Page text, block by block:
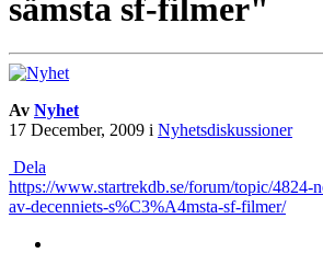
sämsta sf-filmer"
Av Nyhet
17 December, 2009 i Nyhetsdiskussioner
Dela
https://www.startrekdb.se/forum/topic/4824-
av-decenniets-s%C3%A4msta-sf-filmer/